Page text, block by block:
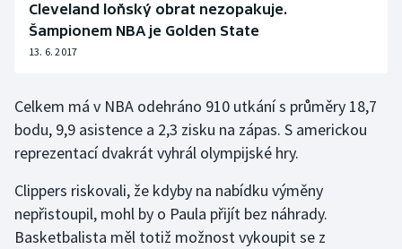
Rychlostní kanoistika
Short track
Sportovní střelba
Stolní tenis
Triatlon
Veslování
Cleveland loňský obrat nezopakuje.
Šampionem NBA je Golden State
13. 6. 2017
Celkem má v NBA odehráno 910 utkání s průměry 18,7
bodu, 9,9 asistence a 2,3 zisku na zápas. S americkou
reprezentací dvakrát vyhrál olympijské hry.
Clippers riskovali, že kdyby na nabídku výměny
nepřistoupil, mohl by o Paula přijít bez náhrady.
Basketbalista měl totiž možnost vykoupit se z